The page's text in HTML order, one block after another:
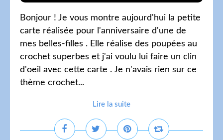
Bonjour ! Je vous montre aujourd'hui la petite
carte réalisée pour l'anniversaire d'une de
mes belles-filles . Elle réalise des poupées au
crochet superbes et j'ai voulu lui faire un clin
d'oeil avec cette carte . Je n'avais rien sur ce
thème crochet...
Lire la suite